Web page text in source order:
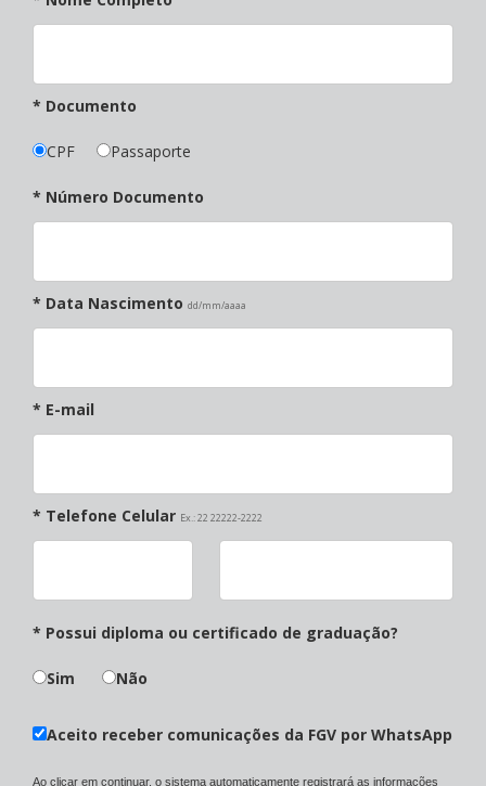
* Documento
CPF Passaporte
* Número Documento
* Data Nascimento dd/mm/aaaa
* E-mail
* Telefone Celular Ex.: 22 22222-2222
* Possui diploma ou certificado de graduação?
Sim Não
Aceito receber comunicações da FGV por WhatsApp
Ao clicar em continuar, o sistema automaticamente registrará as informações